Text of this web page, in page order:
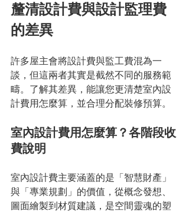
釐清設計費與設計監理費
的差異
許多屋主會將設計費與監工費混為一
談，但這兩者其實是截然不同的服務範
疇。了解其差異，能讓您更清楚室內設
計費用怎麼算，並合理分配裝修預算。
室內設計費用怎麼算？各階段收
費說明
室內設計費主要涵蓋的是「智慧財產」
與「專業規劃」的價值，從概念發想、
圖面繪製到材質建議，是空間靈魂的塑